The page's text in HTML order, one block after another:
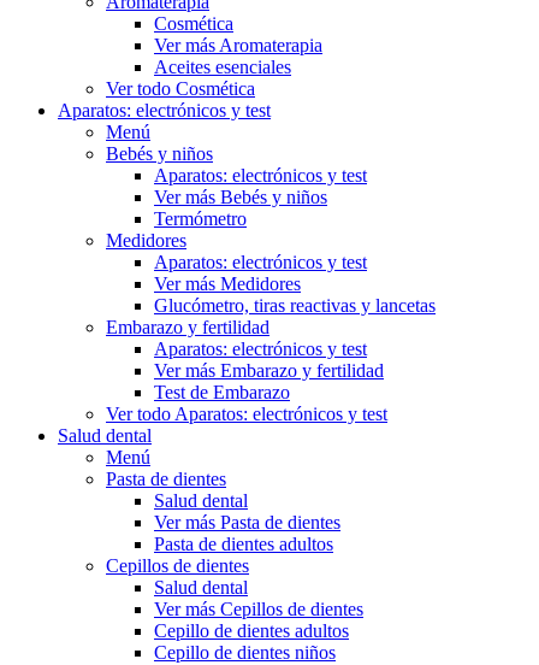
Cosmética
Ver más Aromaterapia
Aceites esenciales
Ver todo Cosmética
Aparatos: electrónicos y test
Menú
Bebés y niños
Aparatos: electrónicos y test
Ver más Bebés y niños
Termómetro
Medidores
Aparatos: electrónicos y test
Ver más Medidores
Glucómetro, tiras reactivas y lancetas
Embarazo y fertilidad
Aparatos: electrónicos y test
Ver más Embarazo y fertilidad
Test de Embarazo
Ver todo Aparatos: electrónicos y test
Salud dental
Menú
Pasta de dientes
Salud dental
Ver más Pasta de dientes
Pasta de dientes adultos
Cepillos de dientes
Salud dental
Ver más Cepillos de dientes
Cepillo de dientes adultos
Cepillo de dientes niños